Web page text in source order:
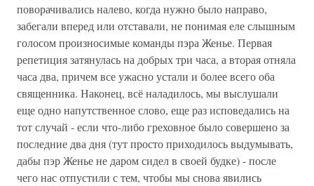
поворачивались налево, когда нужно было направо,
забегали вперед или отставали, не понимая еле слышным
голосом произносимые команды пэра Женье. Первая
репетиция затянулась на добрых три часа, а вторая отняла
часа два, причем все ужасно устали и более всего оба
священника. Наконец, всё наладилось, мы выслушали
еще одно напутственное слово, еще раз исповедались на
тот случай - если что-либо греховное было совершено за
последние два дня (тут просто приходилось выдумывать,
дабы пэр Женье не даром сидел в своей будке) - после
чего нас отпустили с тем, чтобы мы снова явились